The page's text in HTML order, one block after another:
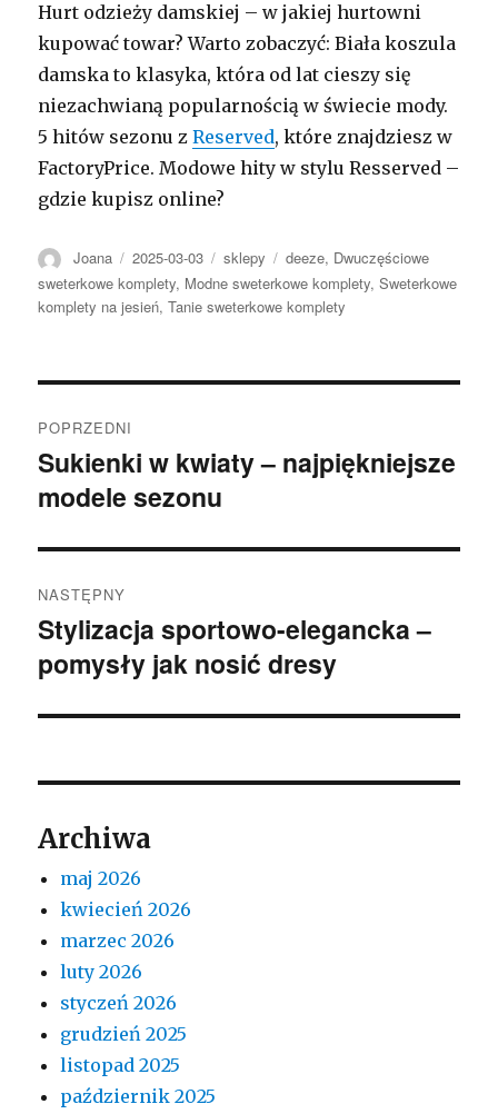
Hurt odzieży damskiej – w jakiej hurtowni
kupować towar? Warto zobaczyć: Biała koszula
damska to klasyka, która od lat cieszy się
niezachwianą popularnością w świecie mody.
5 hitów sezonu zReserved, które znajdziesz w
FactoryPrice. Modowe hity w stylu Resserved –
gdzie kupisz online?
Autor
Joana Opublikowano
2025-03-03 Kategorie
sklepy Tagi
deeze, Dwuczęściowe
sweterkowe komplety, Modne sweterkowe komplety,Sweterkowe
komplety na jesień,Tanie sweterkowe komplety
wpisu
POPRZEDNI
Poprzedni
wpis:
Sukienki w kwiaty – najpiękniejsze
modele sezonu
NASTĘPNY
Następny
wpis:
Stylizacja sportowo-elegancka –
pomysły jak nosić dresy
Archiwa
maj 2026
kwiecień 2026
marzec 2026
luty 2026
styczeń 2026
grudzień 2025
listopad 2025
październik 2025